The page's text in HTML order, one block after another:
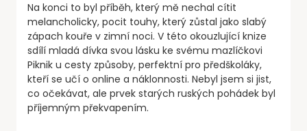
Na konci to byl příběh, který mě nechal cítit
melancholicky, pocit touhy, který zůstal jako slabý
zápach kouře v zimní noci. V této okouzlující knize
sdílí mladá dívka svou lásku ke svému mazlíčkovi
Piknik u cesty způsoby, perfektní pro předškoláky,
kteří se učí o online a náklonnosti. Nebyl jsem si jist,
co očekávat, ale prvek starých ruských pohádek byl
příjemným překvapením.